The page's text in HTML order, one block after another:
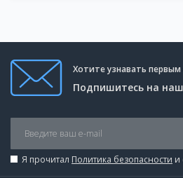
Хотите узнавать
Подпишитесь на
Я прочитал Политика безопасности и